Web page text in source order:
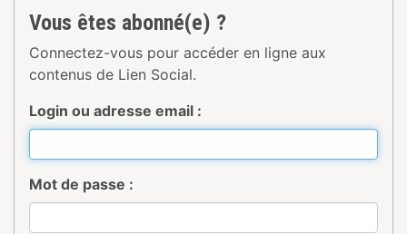
Vous êtes abonné(e) ?
Connectez-vous pour accéder en ligne aux
contenus de Lien Social.
Login ou adresse email :
Mot de passe :